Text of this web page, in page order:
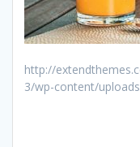
http://
3/wp-content/